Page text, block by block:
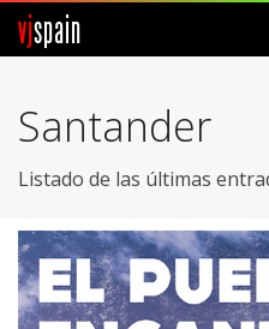
vjspain
Foros
Vjspain
Ayuda
Santander
Listado de las últimas